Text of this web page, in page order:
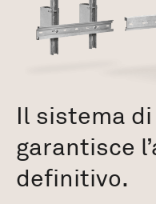
Il sistema
garantisce
definitivo.